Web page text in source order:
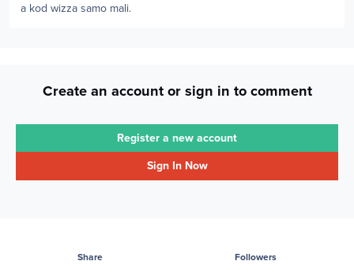
a kod wizza samo mali.
Create an account or sign in to comment
Register a new account
Sign In Now
Share Followers